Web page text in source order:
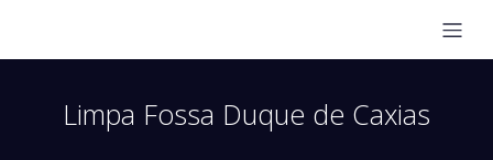
Limpa Fossa Duque de Caxias